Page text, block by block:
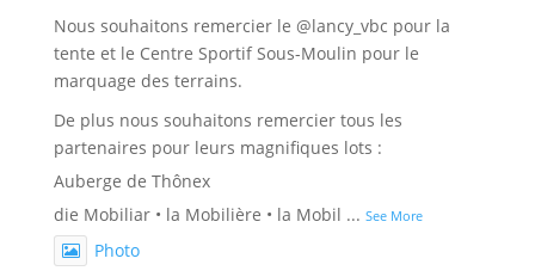
Nous souhaitons remercier le @lancy_vbc pour la
tente et le Centre Sportif Sous-Moulin pour le
marquage des terrains.
De plus nous souhaitons remercier tous les
partenaires pour leurs magnifiques lots :
Auberge de Thônex
die Mobiliar • la Mobilière • la Mobil ... See More
Photo